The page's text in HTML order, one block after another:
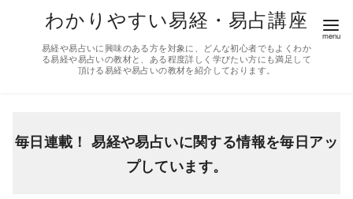
わかりやすい易経・易占講座
易経や易占いに興味のある方を対象に、どんな初心者でもよくわか
る易経や易占いの教材と、ある程度詳しく学びたい方にも満足して
頂ける易経や易占いの教材を紹介しております。
毎日連載！ 易経や易占いに関する情報を毎日アッ
プしています。